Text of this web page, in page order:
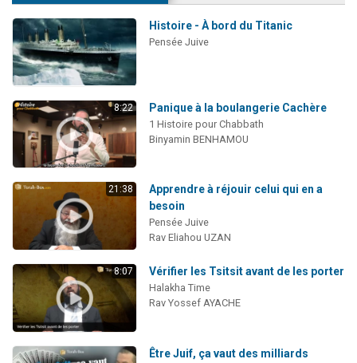
Histoire - À bord du Titanic
Pensée Juive
8:22 Panique à la boulangerie Cachère
1 Histoire pour Chabbath
Binyamin BENHAMOU
21:38
Apprendre à réjouir celui qui en a
besoin
Pensée Juive
Rav Eliahou UZAN
8:07 Vérifier les Tsitsit avant de les porter
Halakha Time
Rav Yossef AYACHE
Être Juif, ça vaut des milliards